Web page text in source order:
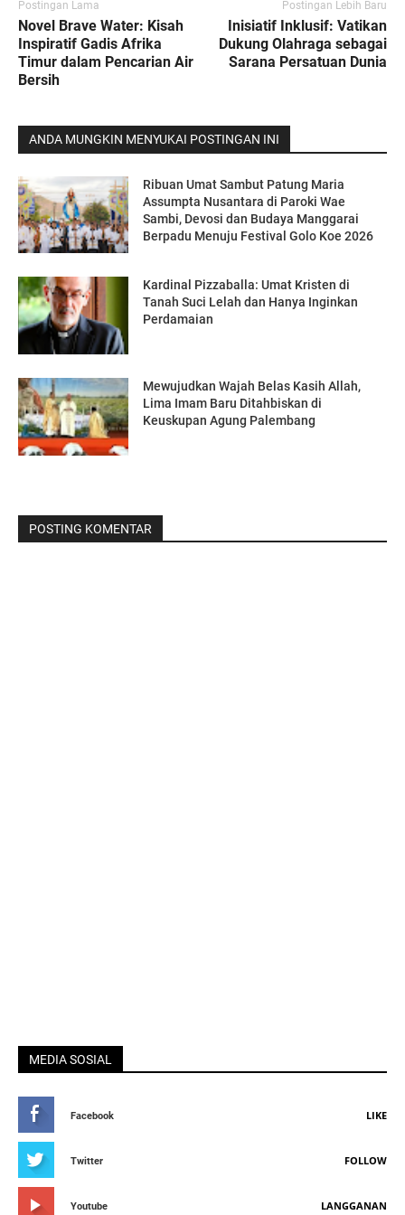
Postingan Lama
Novel Brave Water: Kisah
Inspiratif Gadis Afrika
Timur dalam Pencarian Air
Bersih
Postingan Lebih Baru
Inisiatif Inklusif: Vatikan
Dukung Olahraga sebagai
Sarana Persatuan Dunia
ANDA MUNGKIN MENYUKAI POSTINGAN INI
Ribuan Umat Sambut Patung Maria
Assumpta Nusantara di Paroki Wae
Sambi, Devosi dan Budaya Manggarai
Berpadu Menuju Festival Golo Koe 2026
Kardinal Pizzaballa: Umat Kristen di
Tanah Suci Lelah dan Hanya Inginkan
Perdamaian
Mewujudkan Wajah Belas Kasih Allah,
Lima Imam Baru Ditahbiskan di
Keuskupan Agung Palembang
POSTING KOMENTAR
MEDIA SOSIAL
Facebook LIKE
Twitter FOLLOW
Youtube LANGGANAN